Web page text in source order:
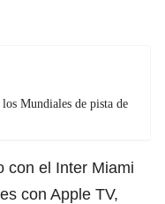
Mundiales de pista de
con el Inter Miami
con Apple TV,